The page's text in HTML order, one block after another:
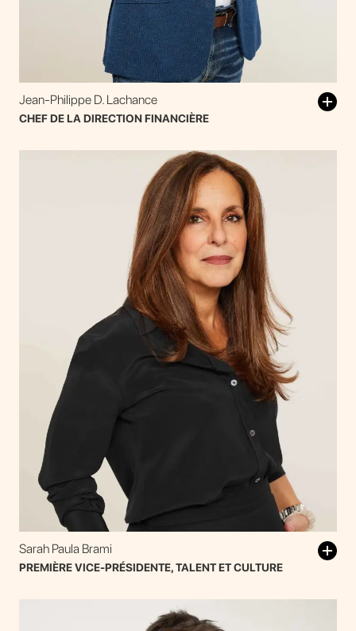
Jean-Philippe D. Lachance
CHEF DE LA DIRECTION FINANCIÈRE
Sarah Paula Brami
PREMIÈRE VICE-PRÉSIDENTE, TALENT ET CULTURE